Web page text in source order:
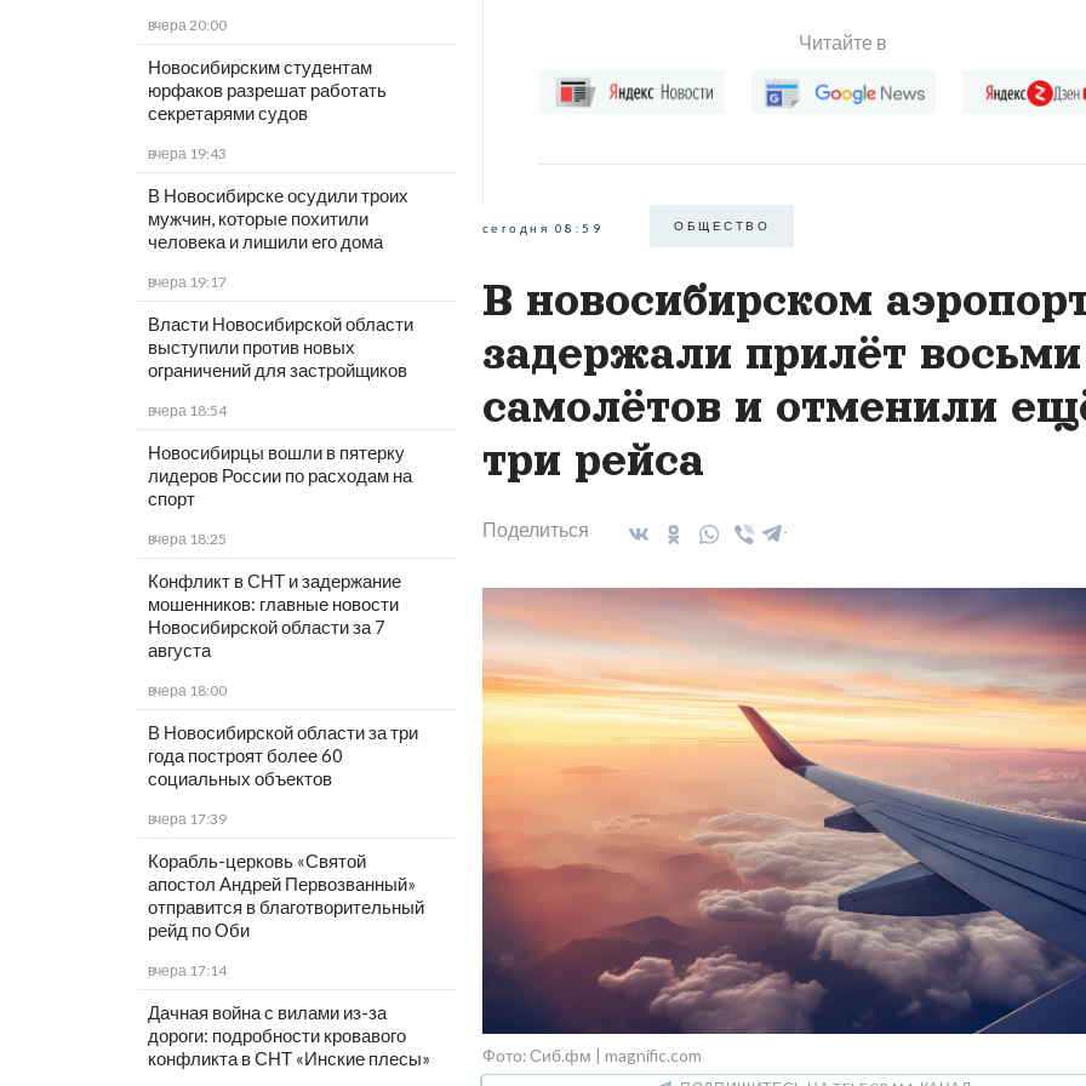
вчера 20:00
Новосибирским студентам
юрфаков разрешат работать
секретарями судов
вчера 19:43
В Новосибирске осудили троих
мужчин, которые похитили
человека и лишили его дома
вчера 19:17
Власти Новосибирской области
выступили против новых
ограничений для застройщиков
вчера 18:54
Новосибирцы вошли в пятерку
лидеров России по расходам на
спорт
вчера 18:25
Конфликт в СНТ и задержание
мошенников: главные новости
Новосибирской области за 7
августа
вчера 18:00
В Новосибирской области за три
года построят более 60
социальных объектов
вчера 17:39
Корабль-церковь «Святой
апостол Андрей Первозванный»
отправится в благотворительный
рейд по Оби
вчера 17:14
Дачная война с вилами из-за
дороги: подробности кровавого
конфликта в СНТ «Инские плесы»
Читайте в
сегодня 08:59 ОБЩЕСТВО
В новосибирском
задержали прилёт восьми
самолётов и отменили
три рейса
Поделиться
Фото: Сиб.фм | magnific.com